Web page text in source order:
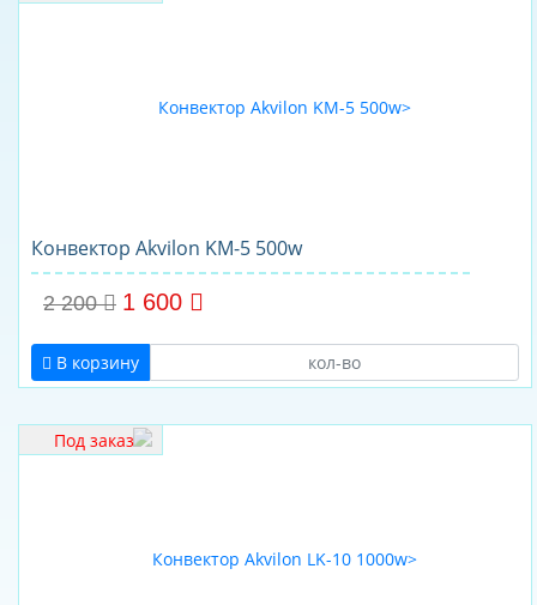
Конвектор Akvilon KM-5 500w
2 200 1 600
В корзину
Под заказ